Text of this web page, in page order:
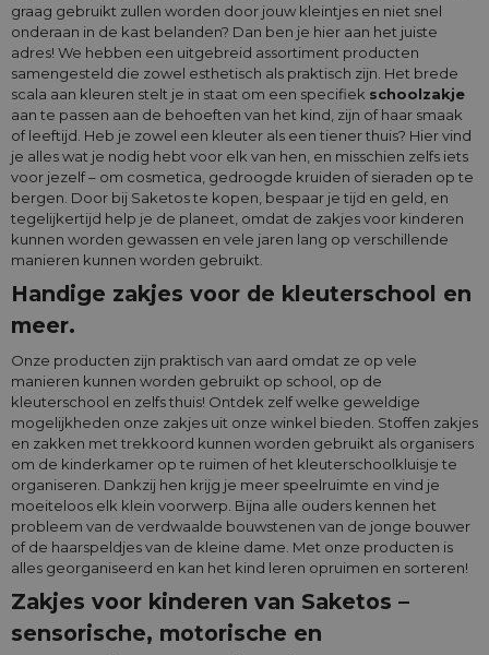
graag gebruikt zullen worden door jouw kleintjes en niet snel
onderaan in de kast belanden? Dan ben je hier aan het juiste
adres! We hebben een uitgebreid assortiment producten
samengesteld die zowel esthetisch als praktisch zijn. Het brede
scala aan kleuren stelt je in staat om een specifiek schoolzakje
aan te passen aan de behoeften van het kind, zijn of haar smaak
of leeftijd. Heb je zowel een kleuter als een tiener thuis? Hier vind
je alles wat je nodig hebt voor elk van hen, en misschien zelfs iets
voor jezelf – om cosmetica, gedroogde kruiden of sieraden op te
bergen. Door bij Saketos te kopen, bespaar je tijd en geld, en
tegelijkertijd help je de planeet, omdat de zakjes voor kinderen
kunnen worden gewassen en vele jaren lang op verschillende
manieren kunnen worden gebruikt.
Handige zakjes voor de kleuterschool en
meer.
Onze producten zijn praktisch van aard omdat ze op vele
manieren kunnen worden gebruikt op school, op de
kleuterschool en zelfs thuis! Ontdek zelf welke geweldige
mogelijkheden onze zakjes uit onze winkel bieden. Stoffen zakjes
en zakken met trekkoord kunnen worden gebruikt als organisers
om de kinderkamer op te ruimen of het kleuterschoolkluisje te
organiseren. Dankzij hen krijg je meer speelruimte en vind je
moeiteloos elk klein voorwerp. Bijna alle ouders kennen het
probleem van de verdwaalde bouwstenen van de jonge bouwer
of de haarspeldjes van de kleine dame. Met onze producten is
alles georganiseerd en kan het kind leren opruimen en sorteren!
Zakjes voor kinderen van Saketos –
sensorische, motorische en